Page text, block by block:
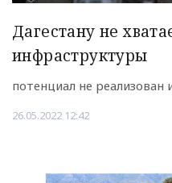
Дагестану не
инфраструктуры
потенциал не реализован
26.05.2022 12:42